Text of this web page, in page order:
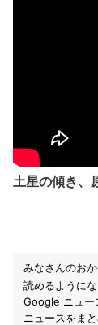
土星の傾き、
みなさんのお
読めるようにな
Google ニュー
ニュースをま